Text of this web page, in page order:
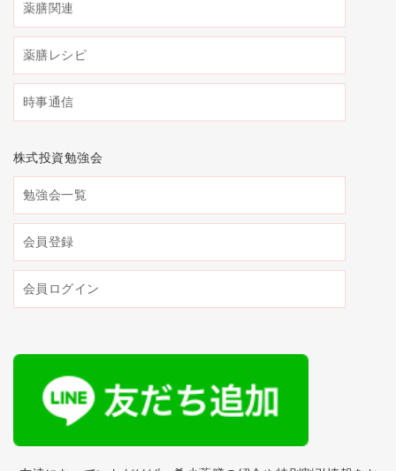
薬膳関連
薬膳レシピ
時事通信
株式投資勉強会
勉強会一覧
会員登録
会員ログイン